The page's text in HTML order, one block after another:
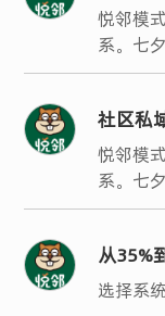
了银发
悦邻模
系。七
划一场
社区私
了银发
悦邻模
系。七
划一场
从35%
选择系